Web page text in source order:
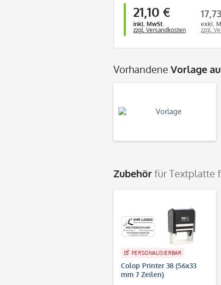
21,10 €
inkl. MwSt.
zzgl. Versandkosten
exkl.
zzgl.
Vorhandene Vorlage
Zubehörfür Textplatte
PERSONALISIERBAR
Colop Printer 38 (56x33
mm 7 Zeilen)